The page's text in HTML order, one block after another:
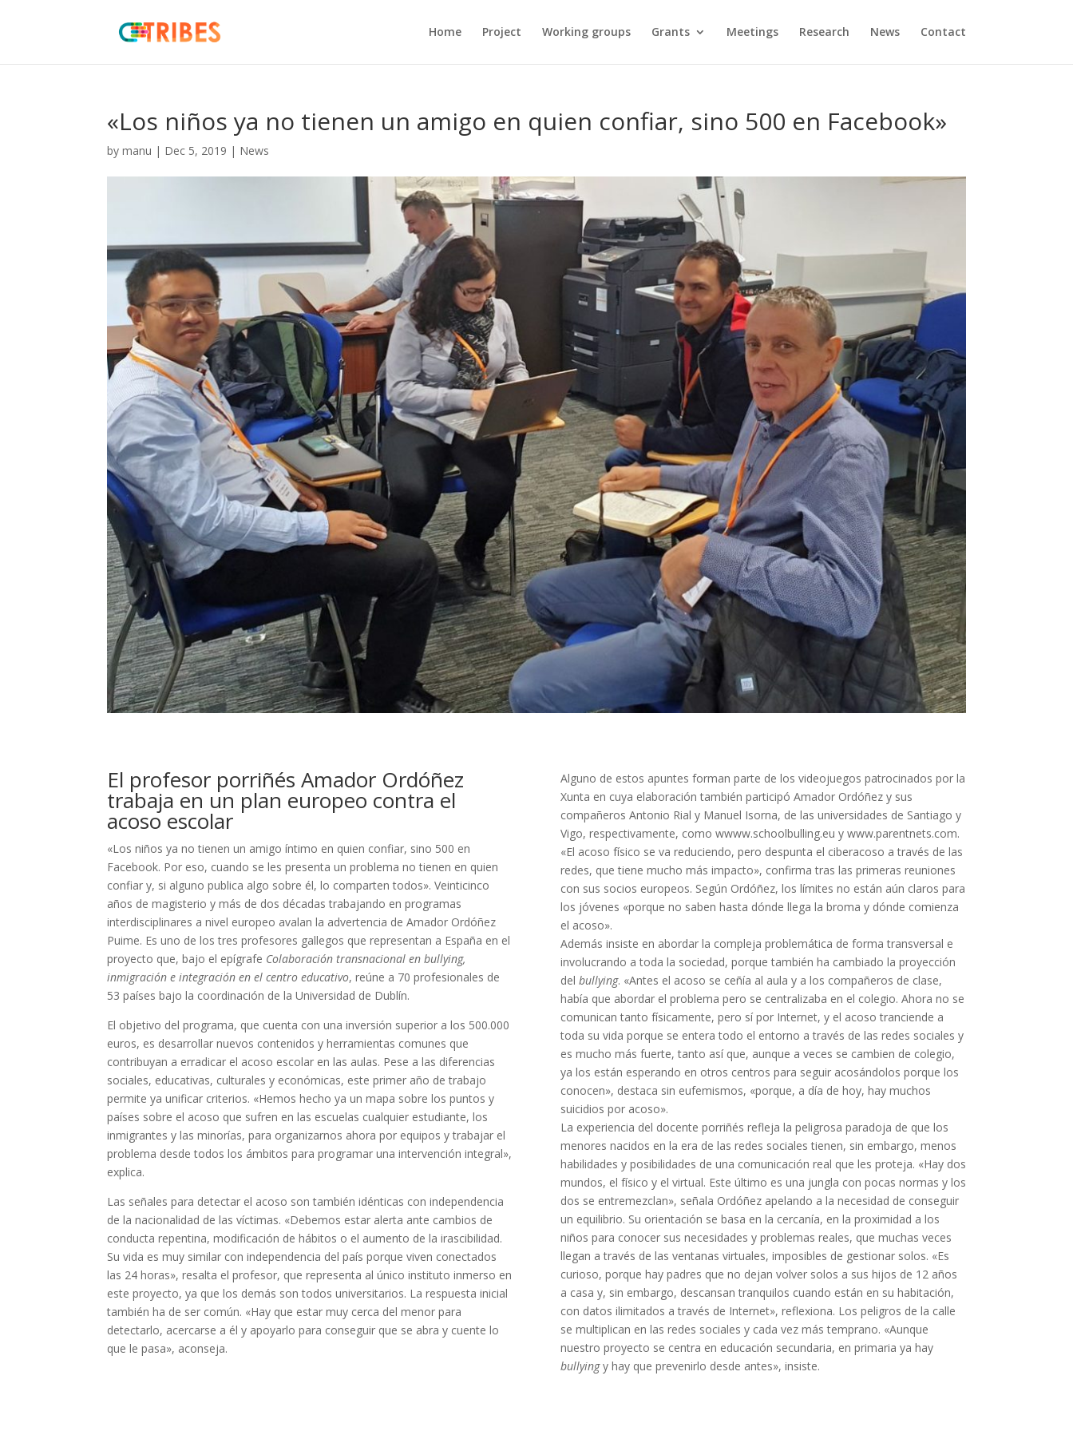
Home Project Working groups Grants Meetings Research News Contact
«Los niños ya no tienen un amigo en quien confiar, sino 500 en Facebook»
bymanu | Dec 5, 2019 | News
El profesor porriñés Amador Ordóñez
trabaja en un plan europeo contra el
acoso escolar
«Los niños ya no tienen un amigo íntimo en quien confiar, sino 500 en
Facebook. Por eso, cuando se les presenta un problema no tienen en quien
confiar y, si alguno publica algo sobre él, lo comparten todos». Veinticinco
años de magisterio y más de dos décadas trabajando en programas
interdisciplinares a nivel europeo avalan la advertencia de Amador Ordóñez
Puime. Es uno de los tres profesores gallegos que representan a España en el
proyecto que, bajo el epígrafe Colaboración transnacional en bullying,
inmigración e integración en el centro educativo, reúne a 70 profesionales de
53 países bajo la coordinación de la Universidad de Dublín.
El objetivo del programa, que cuenta con una inversión superior a los 500.000
euros, es desarrollar nuevos contenidos y herramientas comunes que
contribuyan a erradicar el acoso escolar en las aulas. Pese a las diferencias
sociales, educativas, culturales y económicas, este primer año de trabajo
permite ya unificar criterios. «Hemos hecho ya un mapa sobre los puntos y
países sobre el acoso que sufren en las escuelas cualquier estudiante, los
inmigrantes y las minorías, para organizarnos ahora por equipos y trabajar el
problema desde todos los ámbitos para programar una intervención integral»,
explica.
Las señales para detectar el acoso son también idénticas con independencia
de la nacionalidad de las víctimas. «Debemos estar alerta ante cambios de
conducta repentina, modificación de hábitos o el aumento de la irascibilidad.
Su vida es muy similar con independencia del país porque viven conectados
las 24 horas», resalta el profesor, que representa al único instituto inmerso en
este proyecto, ya que los demás son todos universitarios. La respuesta inicial
también ha de ser común. «Hay que estar muy cerca del menor para
detectarlo, acercarse a él y apoyarlo para conseguir que se abra y cuente lo
que le pasa», aconseja.
Alguno de estos apuntes forman parte de los videojuegos patrocinados por la
Xunta en cuya elaboración también participó Amador Ordóñez y sus
compañeros Antonio Rial y Manuel Isorna, de las universidades de Santiago y
Vigo, respectivamente, como wwww.schoolbulling.eu y www.parentnets.com.
«El acoso físico se va reduciendo, pero despunta el ciberacoso a través de las
redes, que tiene mucho más impacto», confirma tras las primeras reuniones
con sus socios europeos. Según Ordóñez, los límites no están aún claros para
los jóvenes «porque no saben hasta dónde llega la broma y dónde comienza
el acoso».
Además insiste en abordar la compleja problemática de forma transversal e
involucrando a toda la sociedad, porque también ha cambiado la proyección
del bullying. «Antes el acoso se ceñía al aula y a los compañeros de clase,
había que abordar el problema pero se centralizaba en el colegio. Ahora no se
comunican tanto físicamente, pero sí por Internet, y el acoso tranciende a
toda su vida porque se entera todo el entorno a través de las redes sociales y
es mucho más fuerte, tanto así que, aunque a veces se cambien de colegio,
ya los están esperando en otros centros para seguir acosándolos porque los
conocen», destaca sin eufemismos, «porque, a día de hoy, hay muchos
suicidios por acoso».
La experiencia del docente porriñés refleja la peligrosa paradoja de que los
menores nacidos en la era de las redes sociales tienen, sin embargo, menos
habilidades y posibilidades de una comunicación real que les proteja. «Hay dos
mundos, el físico y el virtual. Este último es una jungla con pocas normas y los
dos se entremezclan», señala Ordóñez apelando a la necesidad de conseguir
un equilibrio. Su orientación se basa en la cercanía, en la proximidad a los
niños para conocer sus necesidades y problemas reales, que muchas veces
llegan a través de las ventanas virtuales, imposibles de gestionar solos. «Es
curioso, porque hay padres que no dejan volver solos a sus hijos de 12 años
a casa y, sin embargo, descansan tranquilos cuando están en su habitación,
con datos ilimitados a través de Internet», reflexiona. Los peligros de la calle
se multiplican en las redes sociales y cada vez más temprano. «Aunque
nuestro proyecto se centra en educación secundaria, en primaria ya hay
bullyingy hay que prevenirlo desde antes», insiste.